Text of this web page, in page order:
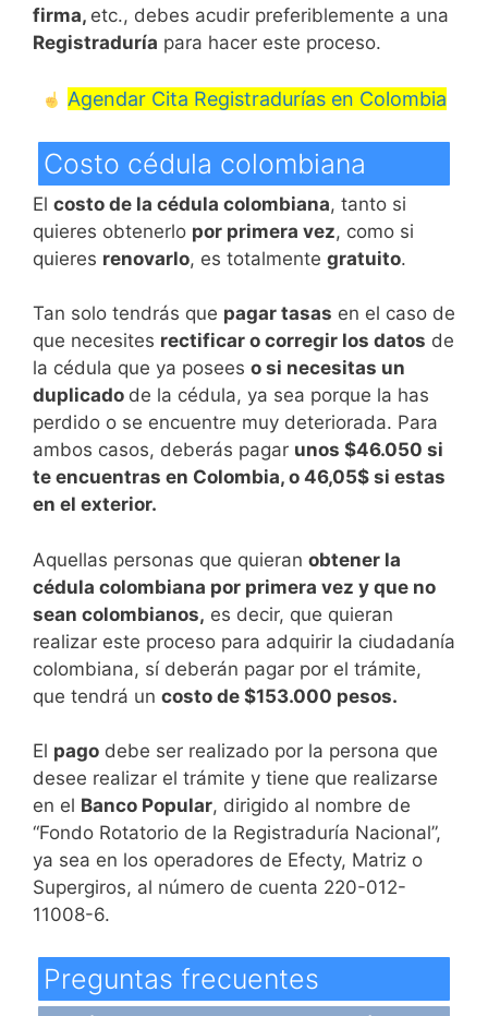
firma, etc., debes acudir preferiblemente a una
Registraduría para hacer este proceso.
Agendar Cita Registradurías en Colombia
Costo cédula colombiana
El costo de la cédula colombiana, tanto si
quieres obtenerlo por primera vez, como si
quieres renovarlo, es totalmente gratuito.
Tan solo tendrás que pagar tasas en el caso de
que necesites rectificar o corregir los datos de
la cédula que ya posees o si necesitas un
duplicado de la cédula, ya sea porque la has
perdido o se encuentre muy deteriorada. Para
ambos casos, deberás pagar unos $46.050 si
te encuentras en Colombia, o 46,05$ si estas
en el exterior.
Aquellas personas que quieran obtener la
cédula colombiana por primera vez y que no
sean colombianos, es decir, que quieran
realizar este proceso para adquirir la ciudadanía
colombiana, sí deberán pagar por el trámite,
que tendrá un costo de $153.000 pesos.
El pago debe ser realizado por la persona que
desee realizar el trámite y tiene que realizarse
en el Banco Popular, dirigido al nombre de
“Fondo Rotatorio de la Registraduría Nacional”,
ya sea en los operadores de Efecty, Matriz o
Supergiros, al número de cuenta 220-012-
11008-6.
Preguntas frecuentes